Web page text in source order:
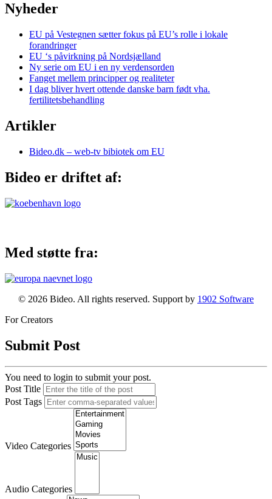
Nyheder
EU på Vestegnen sætter fokus på EU’s rolle i lokale
forandringer
EU ‘s påvirkning på Nordsjælland
Ny serie om EU i en ny verdensorden
Fanget mellem principper og realiteter
I dag bliver hvert ottende danske barn født vha.
fertilitetsbehandling
Artikler
Bideo.dk – web-tv bibiotek om EU
Bideo er driftet af:
Med støtte fra:
© 2026 Bideo. All rights reserved. Support by 1902 Software
For Creators
Submit Post
You need to login to submit your post.
Post Title
Post Tags
Video Categories
Audio Categories